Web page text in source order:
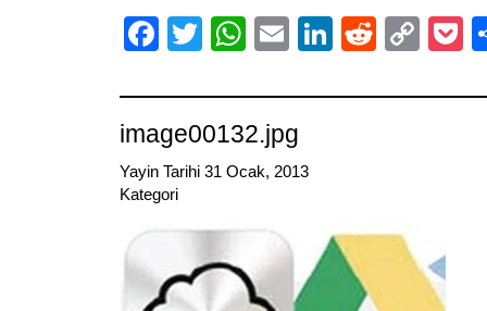
Facebook
TwitterWhatsApp
EmailLinkedIn
Reddit
image00132.jpg
Yayin Tarihi 31 Ocak, 2013
Kategori